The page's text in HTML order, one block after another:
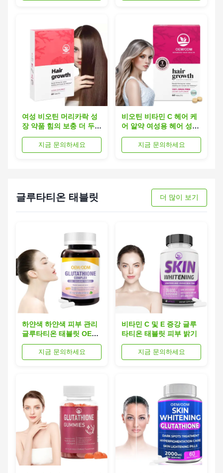
여성 비오틴 머리카락 성
장 약품 힘의 보충 더 두꺼
운 머리카락 다이어트
60pills지금 문의하세요
비오틴 비타민 C 헤어 케
어 알약 여성용 헤어 성장
알약
지금 문의하세요
글루타티온 태블릿 더 많이 보기
하얀색 하얀색 피부 관리
글루타티온 태블릿 OEM
비타민 C 보충제
지금 문의하세요
비타민 C 및 E 증강 글루
타티온 태블릿 피부 밝기
지금 문의하세요